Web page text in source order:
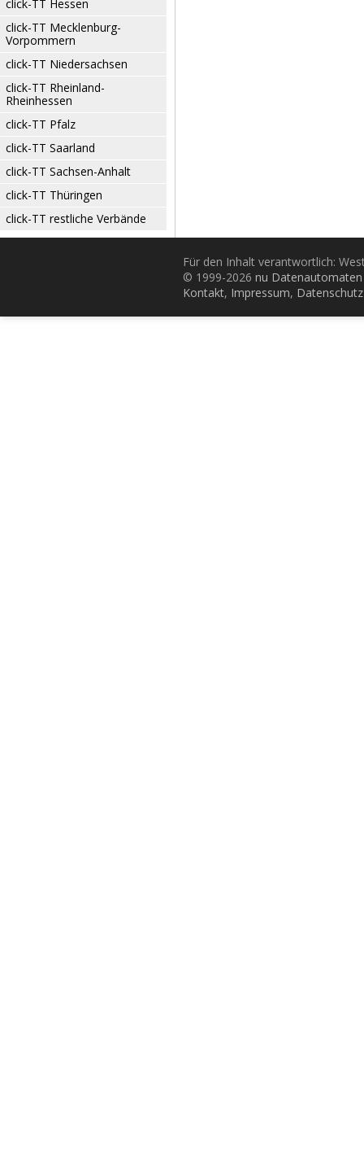
click-TT Hessen
click-TT Mecklenburg-
Vorpommern
click-TT Niedersachsen
click-TT Rheinland-
Rheinhessen
click-TT Pfalz
click-TT Saarland
click-TT Sachsen-Anhalt
click-TT Thüringen
click-TT restliche Verbände
Für den Inhalt verantwortlich:
© 1999-2026 nu
Kontakt, Impressum, Datenschutz